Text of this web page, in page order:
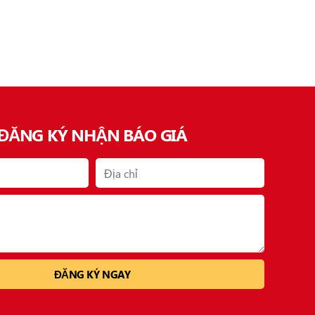
KÝ NHẬN BÁO GIÁ